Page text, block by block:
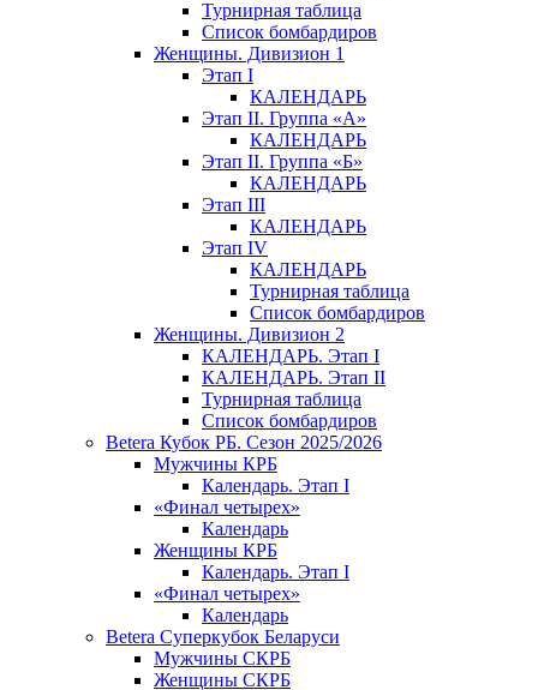
Турнирная таблица
Список бомбардиров
Женщины. Дивизион 1
Этап I
КАЛЕНДАРЬ
Этап II. Группа «А»
КАЛЕНДАРЬ
Этап II. Группа «Б»
КАЛЕНДАРЬ
Этап III
КАЛЕНДАРЬ
Этап IV
КАЛЕНДАРЬ
Турнирная таблица
Список бомбардиров
Женщины. Дивизион 2
КАЛЕНДАРЬ. Этап I
КАЛЕНДАРЬ. Этап II
Турнирная таблица
Список бомбардиров
Betera Кубок РБ. Сезон 2025/2026
Мужчины КРБ
Календарь. Этап I
«Финал четырех»
Календарь
Женщины КРБ
Календарь. Этап I
«Финал четырех»
Календарь
Betera Суперкубок Беларуси
Мужчины СКРБ
Женщины СКРБ